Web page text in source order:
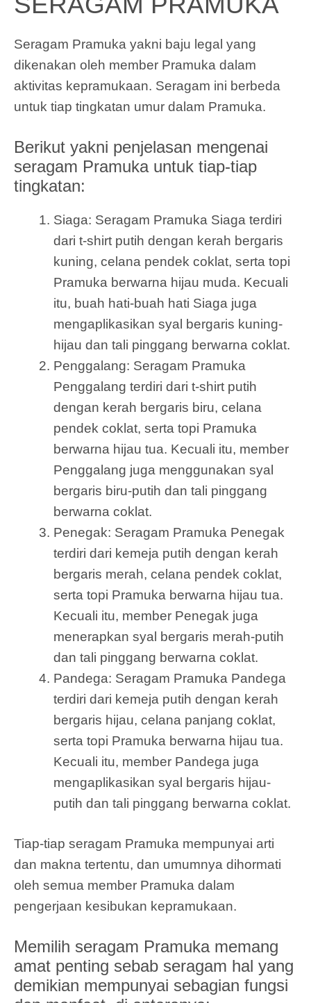
Seragam Pramuka yakni baju legal yang
dikenakan oleh member Pramuka dalam
aktivitas kepramukaan. Seragam ini berbeda
untuk tiap tingkatan umur dalam Pramuka.
Berikut yakni penjelasan mengenai
seragam Pramuka untuk tiap-tiap
tingkatan:
Siaga: Seragam Pramuka Siaga terdiri
dari t-shirt putih dengan kerah bergaris
kuning, celana pendek coklat, serta topi
Pramuka berwarna hijau muda. Kecuali
itu, buah hati-buah hati Siaga juga
mengaplikasikan syal bergaris kuning-
hijau dan tali pinggang berwarna coklat.
Penggalang: Seragam Pramuka
Penggalang terdiri dari t-shirt putih
dengan kerah bergaris biru, celana
pendek coklat, serta topi Pramuka
berwarna hijau tua. Kecuali itu, member
Penggalang juga menggunakan syal
bergaris biru-putih dan tali pinggang
berwarna coklat.
Penegak: Seragam Pramuka Penegak
terdiri dari kemeja putih dengan kerah
bergaris merah, celana pendek coklat,
serta topi Pramuka berwarna hijau tua.
Kecuali itu, member Penegak juga
menerapkan syal bergaris merah-putih
dan tali pinggang berwarna coklat.
Pandega: Seragam Pramuka Pandega
terdiri dari kemeja putih dengan kerah
bergaris hijau, celana panjang coklat,
serta topi Pramuka berwarna hijau tua.
Kecuali itu, member Pandega juga
mengaplikasikan syal bergaris hijau-
putih dan tali pinggang berwarna coklat.
Tiap-tiap seragam Pramuka mempunyai arti
dan makna tertentu, dan umumnya dihormati
oleh semua member Pramuka dalam
pengerjaan kesibukan kepramukaan.
Memilih seragam Pramuka memang
amat penting sebab seragam hal yang
demikian mempunyai sebagian fungsi